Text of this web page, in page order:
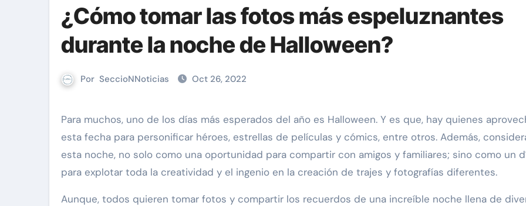
¿Cómo tomar las fotos más espeluznantes
durante la noche de Halloween?
Por SeccioNNoticias Oct 26, 2022
Para muchos, uno de los días más esperados del año es Halloween. Y es que, hay quienes aprovechan
esta fecha para personificar héroes, estrellas de películas y cómics, entre otros. Además,
esta noche, no solo como una oportunidad para compartir con amigos y familiares; sino como un
para explotar toda la creatividad y el ingenio en la creación de trajes y fotografías diferentes.
Aunque, todos quieren tomar fotos y compartir los recuerdos de una increíble noche llena de